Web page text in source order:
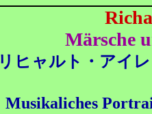
Märsche
リヒャルト・ アイ
Musikaliches